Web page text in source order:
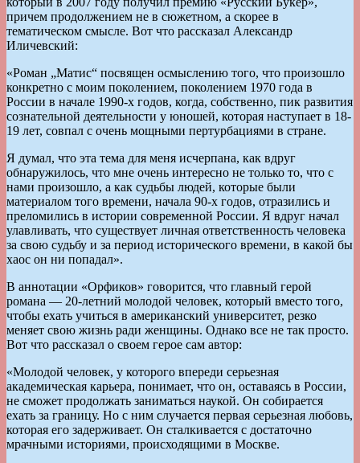
причем продолжением не в сюжетном, а скорее в
тематическом смысле. Вот что рассказал Александр
Иличевский:
«Роман „Матис“ посвящен осмыслению того, что произошло
конкретно с моим поколением, поколением 1970 года в
России в начале 1990-х годов, когда, собственно, пик развития
сознательной деятельности у юношей, которая наступает в 18-
19 лет, совпал с очень мощными пертурбациями в стране.
Я думал, что эта тема для меня исчерпана, как вдруг
обнаружилось, что мне очень интересно не только то, что с
нами произошло, а как судьбы людей, которые были
материалом того времени, начала 90-х годов, отразились и
преломились в истории современной России. Я вдруг начал
улавливать, что существует личная ответственность человека
за свою судьбу и за период исторического времени, в какой бы
хаос он ни попадал».
В аннотации «Орфиков» говорится, что главный герой
романа — 20-летний молодой человек, который вместо того,
чтобы ехать учиться в американский университет, резко
меняет свою жизнь ради женщины. Однако все не так просто.
Вот что рассказал о своем герое сам автор:
«Молодой человек, у которого впереди серьезная
академическая карьера, понимает, что он, оставаясь в России,
не сможет продолжать заниматься наукой. Он собирается
ехать за границу. Но с ним случается первая серьезная любовь,
которая его задерживает. Он сталкивается с достаточно
мрачными историями, происходящими в Москве.